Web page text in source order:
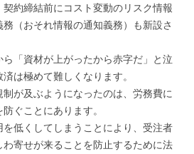
約締結前にコスト変動のリスク情報
（おそれ情報の通知義務）も新設さ
「資材が上がったから赤字だ」と泣
は極めて難しくなります。
が及ぶようになったのは、労務費に
ぐことにあります。
低くしてしまうことにより、受注者
寄せが来ることを防止するために法